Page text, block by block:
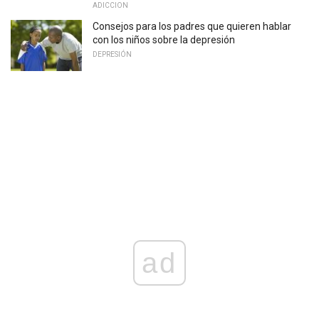
ADICCION
Consejos para los padres que quieren hablar
con los niños sobre la depresión
DEPRESIÓN
ad